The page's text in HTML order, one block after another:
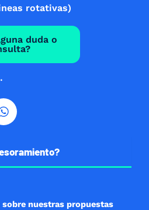
rotativas)
duda o
W
h
a
s
sobre nuestras propuestas